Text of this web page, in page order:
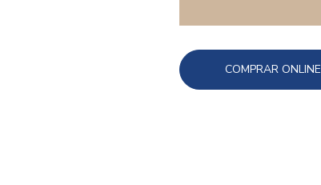
COMPRAR ONLINE